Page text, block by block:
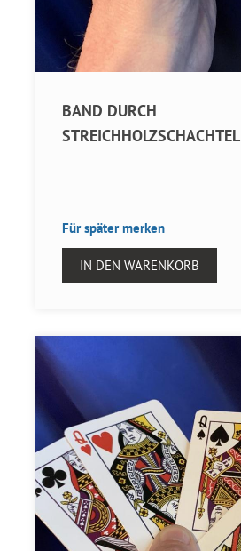
BAND DURCH
STREICHHOLZSCHACHTEL
Für später merken
IN DEN WARENKORB